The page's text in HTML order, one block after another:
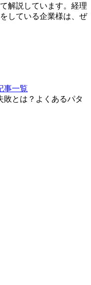
解説しています。 経理
している企業様は、ぜ
事一覧
敗とは？よくあるパタ